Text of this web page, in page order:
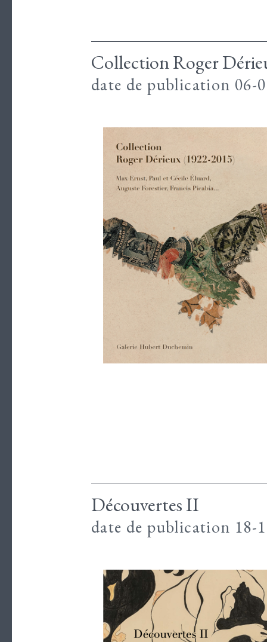
Collection Roger
date de publication 06-
Découvertes II
date de publication 18-